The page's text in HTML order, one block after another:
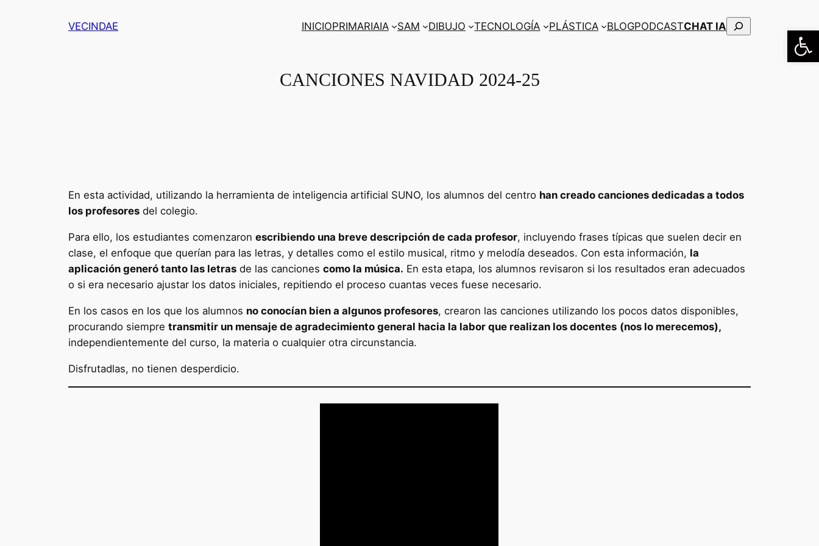
VECINDAE INICIOPRIMARIAIA SAM DIBUJO TECNOLOGÍA PLÁSTICA BLOGPODCASTCHAT IA Buscar
CANCIONES NAVIDAD 2024-25
En esta actividad, utilizando la herramienta de inteligencia artificial SUNO, los alumnos del centro han creado canciones dedicadas a todos
los profesores del colegio.
Para ello, los estudiantes comenzaron escribiendo una breve descripción de cada profesor, incluyendo frases típicas que suelen decir en
clase, el enfoque que querían para las letras, y detalles como el estilo musical, ritmo y melodía deseados. Con esta información, la
aplicación generó tanto las letras de las canciones como la música. En esta etapa, los alumnos revisaron si los resultados eran adecuados
o si era necesario ajustar los datos iniciales, repitiendo el proceso cuantas veces fuese necesario.
En los casos en los que los alumnos no conocían bien a algunos profesores, crearon las canciones utilizando los pocos datos disponibles,
procurando siempre transmitir un mensaje de agradecimiento general hacia la labor que realizan los docentes (nos lo merecemos),
independientemente del curso, la materia o cualquier otra circunstancia.
Disfrutadlas, no tienen desperdicio.
Abrir